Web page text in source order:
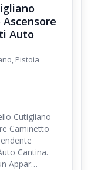
Auto
Pistoia
Cutigliano
Caminetto
Cantina.
Appar…